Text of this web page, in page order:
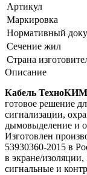
Артикул
Маркировка
Нормативный
Сечение жил
Страна
Описание
Кабель
готовое решение
сигнализации,
дымовыделение и
Изготовлен
53930360-2015 в
в экране/
сигнальные и